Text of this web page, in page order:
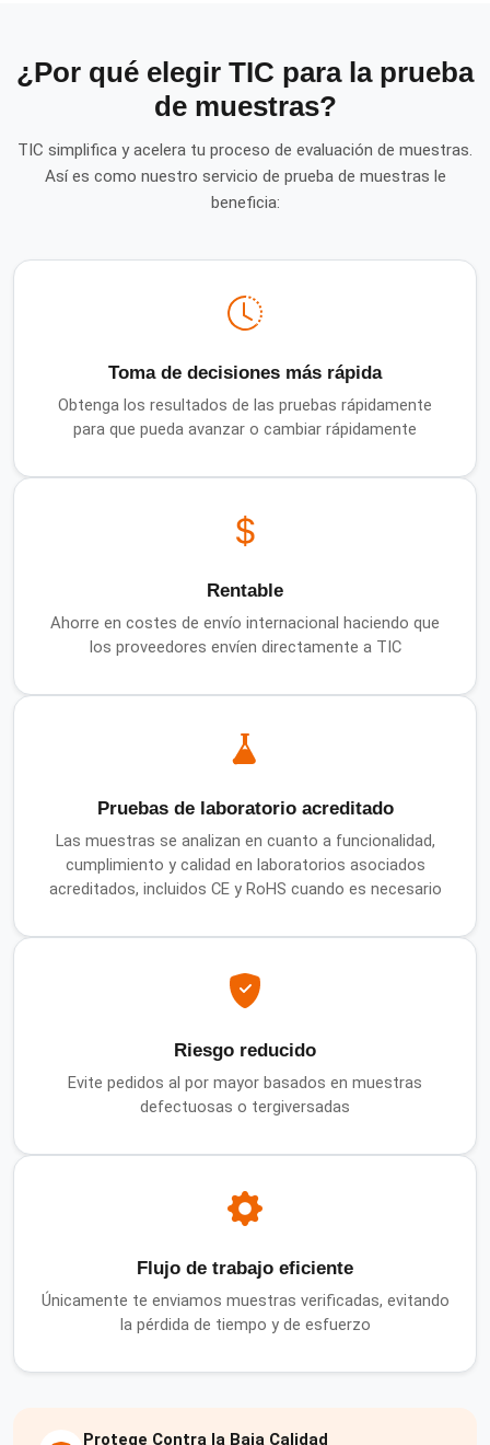
¿Por qué elegir TIC para la prueba
de muestras?
TIC simplifica y acelera tu proceso de evaluación de muestras.
Así es como nuestro servicio de prueba de muestras le
beneficia:
Toma de decisiones más rápida
Obtenga los resultados de las pruebas rápidamente
para que pueda avanzar o cambiar rápidamente
Rentable
Ahorre en costes de envío internacional haciendo que
los proveedores envíen directamente a TIC
Pruebas de laboratorio acreditado
Las muestras se analizan en cuanto a funcionalidad,
cumplimiento y calidad en laboratorios asociados
acreditados, incluidos CE y RoHS cuando es necesario
Riesgo reducido
Evite pedidos al por mayor basados en muestras
defectuosas o tergiversadas
Flujo de trabajo eficiente
Únicamente te enviamos muestras verificadas, evitando
la pérdida de tiempo y de esfuerzo
Protege Contra la Baja Calidad